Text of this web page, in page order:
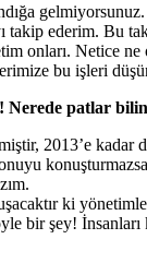
ederim. Bu
onları. Netice
bu işleri
Nerede patlar
2013’e
ki
bir şey!